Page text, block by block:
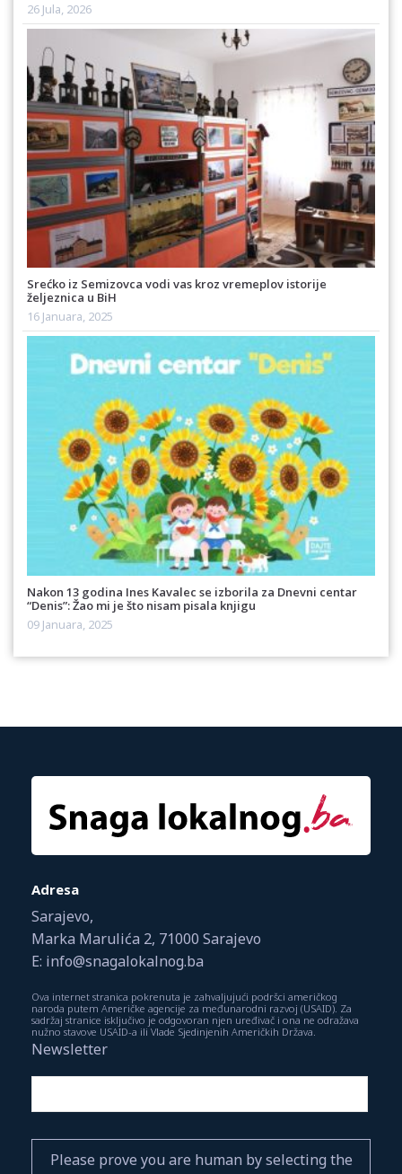
26 Jula, 2026
Srećko iz Semizovca vodi vas kroz vremeplov istorije
željeznica u BiH
16 Januara, 2025
Nakon 13 godina Ines Kavalec se izborila za Dnevni centar
“Denis”: Žao mi je što nisam pisala knjigu
09 Januara, 2025
Adresa
Sarajevo,
Marka Marulića 2, 71000 Sarajevo
E: info@snagalokalnog.ba
Ova internet stranica pokrenuta je zahvaljujući podršci američkog
naroda putem Američke agencije za međunarodni razvoj (USAID). Za
sadržaj stranice isključivo je odgovoran njen uređivač i ona ne odražava
nužno stavove USAID-a ili Vlade Sjedinjenih Američkih Država.
Newsletter
Please prove you are human by selecting the